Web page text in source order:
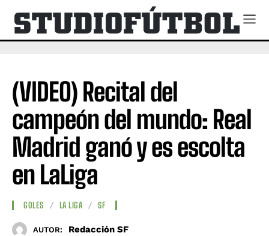
(VIDEO) Recital del
campeón del mundo: Real
Madrid ganó y es escolta
en LaLiga
GOLES LA LIGA SF
AUTOR: Redacción SF